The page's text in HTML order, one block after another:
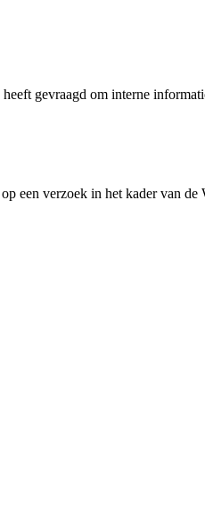
gevraagd om interne
een verzoek in het kader van